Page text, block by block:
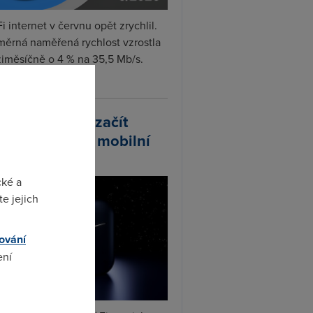
internet v červnu opět zrychlil.
naměřená rychlost vzrostla
o 4 % na 35,5 Mb/s.
plánuje začít
vlastní mobilní
a
jejich